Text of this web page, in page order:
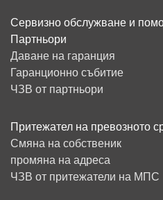
Сервизно обслужване и
Партньори
Даване на гаранция
Гаранционно събитие
ЧЗВ от партньори
Притежател на превозното
Смяна на собственик
промяна на адреса
ЧЗВ от притежатели на МПС